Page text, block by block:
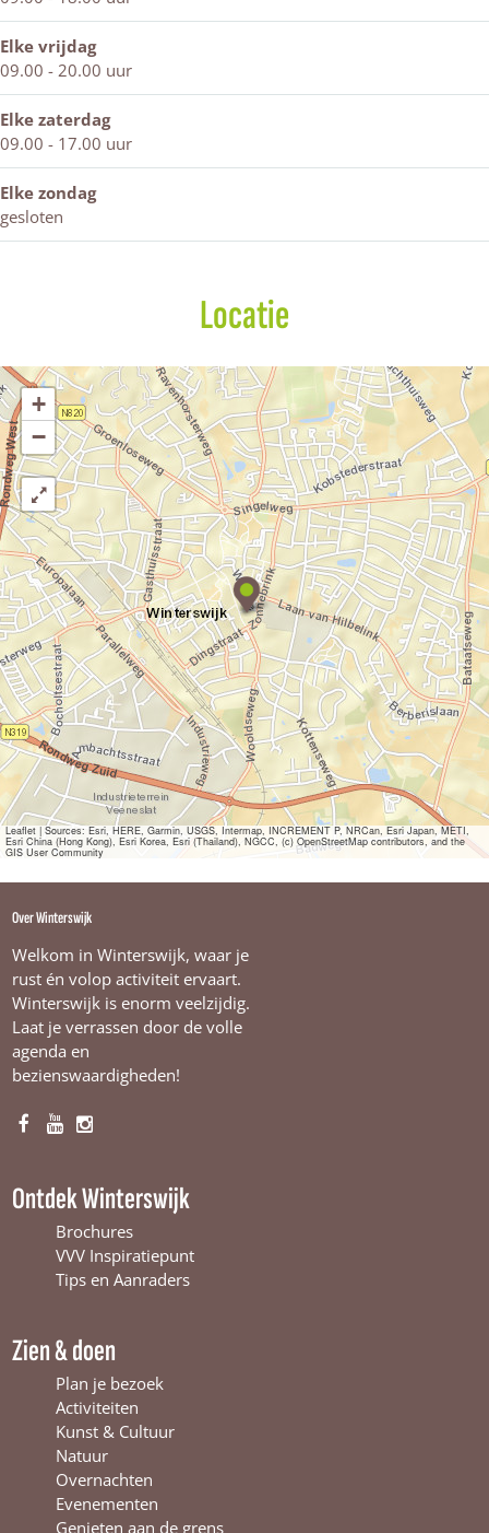
o
n
Elke vrijdag
09.00 - 20.00 uur
Elke zaterdag
09.00 - 17.00 uur
Elke zondag
gesloten
Locatie
S
t
a
r
s
K
a
p
s
a
l
o
n
+
−
Leaflet|Sources: Esri, HERE, Garmin, USGS, Intermap, INCREMENT P, NRCan, Esri Japan, METI,
Esri China (Hong Kong), Esri Korea, Esri (Thailand), NGCC, (c) OpenStreetMap contributors, and the
GIS User Community
Over Winterswijk
Welkom in Winterswijk, waar je
rust én volop activiteit ervaart.
Winterswijk is enorm veelzijdig.
Laat je verrassen door de volle
agenda en
bezienswaardigheden!
F
e
i
Y
T
u
b
e
n
t
e
r
s
w
i
I
t
a
g
r
W
n
w
Ontdek Winterswijk
Brochures
VVV Inspiratiepunt
Tips en Aanraders
Zien & doen
Plan je bezoek
Activiteiten
Kunst & Cultuur
Natuur
Overnachten
Evenementen
Genieten aan de grens